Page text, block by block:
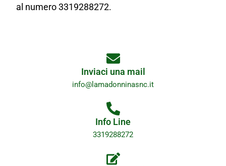
al numero 3319288272.
Inviaci una mail
info@lamadonninasnc.it
Info Line
3319288272